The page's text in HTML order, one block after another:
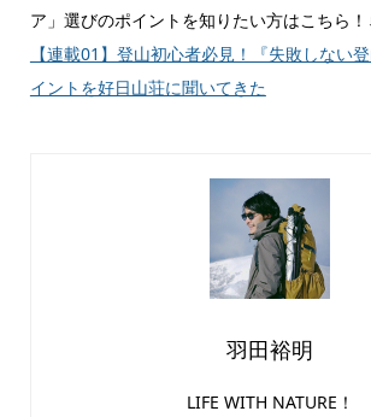
ア」選びのポイントを知りたい方はこちら！
【連載01】登山初心者必見！『失敗しない
イントを好日山荘に聞いてきた
羽田裕明
LIFE WITH NATURE！